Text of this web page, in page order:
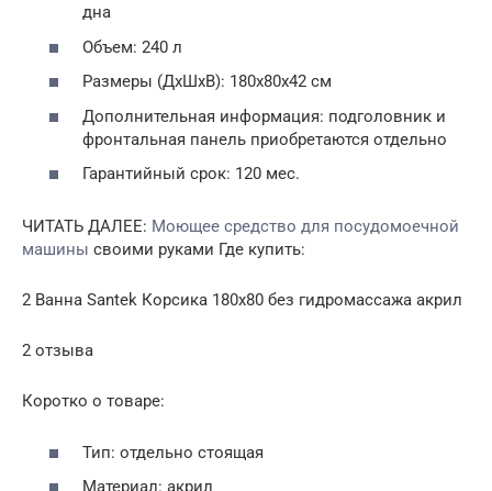
дна
Объем: 240 л
Размеры (ДхШхВ): 180х80х42 см
Дополнительная информация: подголовник и
фронтальная панель приобретаются отдельно
Гарантийный срок: 120 мес.
ЧИТАТЬ ДАЛЕЕ: Моющее средство для посудомоечной
машины своими руками Где купить:
2 Ванна Santek Корсика 180х80 без гидромассажа акрил
2 отзыва
Коротко о товаре:
Тип: отдельно стоящая
Материал: акрил